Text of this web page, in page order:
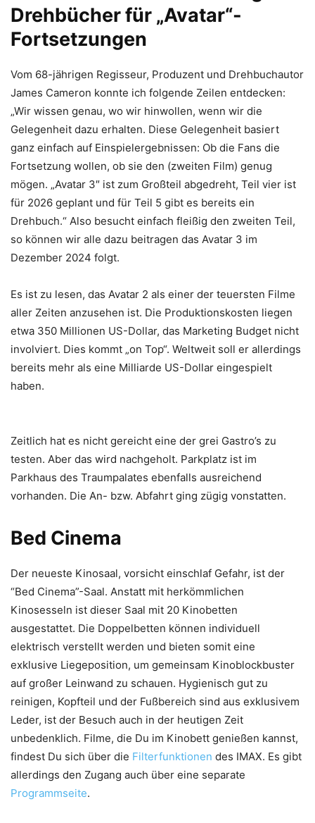
Drehbücher für „Avatar“-
Fortsetzungen
Vom 68-jährigen Regisseur, Produzent und Drehbuchautor
James Cameron konnte ich folgende Zeilen entdecken:
„Wir wissen genau, wo wir hinwollen, wenn wir die
Gelegenheit dazu erhalten. Diese Gelegenheit basiert
ganz einfach auf Einspielergebnissen: Ob die Fans die
Fortsetzung wollen, ob sie den (zweiten Film) genug
mögen. „Avatar 3″ ist zum Großteil abgedreht, Teil vier ist
für 2026 geplant und für Teil 5 gibt es bereits ein
Drehbuch.“ Also besucht einfach fleißig den zweiten Teil,
so können wir alle dazu beitragen das Avatar 3 im
Dezember 2024 folgt.
Es ist zu lesen, das Avatar 2 als einer der teuersten Filme
aller Zeiten anzusehen ist. Die Produktionskosten liegen
etwa 350 Millionen US-Dollar, das Marketing Budget nicht
involviert. Dies kommt „on Top“. Weltweit soll er allerdings
bereits mehr als eine Milliarde US-Dollar eingespielt
haben.
Zeitlich hat es nicht gereicht eine der grei Gastro’s zu
testen. Aber das wird nachgeholt. Parkplatz ist im
Parkhaus des Traumpalates ebenfalls ausreichend
vorhanden. Die An- bzw. Abfahrt ging zügig vonstatten.
Bed Cinema
Der neueste Kinosaal, vorsicht einschlaf Gefahr, ist der
“Bed Cinema”-Saal. Anstatt mit herkömmlichen
Kinosesseln ist dieser Saal mit 20 Kinobetten
ausgestattet. Die Doppelbetten können individuell
elektrisch verstellt werden und bieten somit eine
exklusive Liegeposition, um gemeinsam Kinoblockbuster
auf großer Leinwand zu schauen. Hygienisch gut zu
reinigen, Kopfteil und der Fußbereich sind aus exklusivem
Leder, ist der Besuch auch in der heutigen Zeit
unbedenklich. Filme, die Du im Kinobett genießen kannst,
findest Du sich über die Filterfunktionen des IMAX. Es gibt
allerdings den Zugang auch über eine separate
Programmseite.